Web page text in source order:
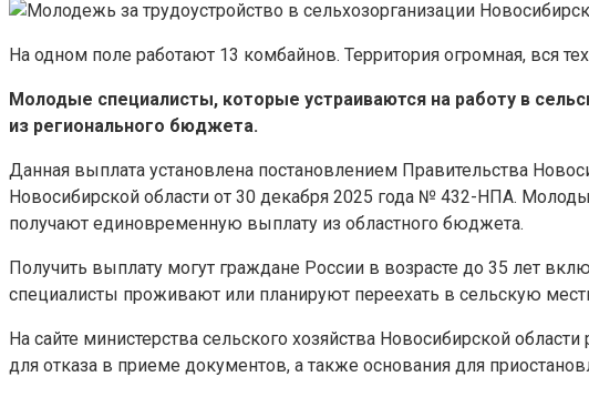
На одном поле работают 13 комбайнов. Территория огромная, вся
Молодые специалисты, которые устраиваются на работу в
из регионального бюджета.
Данная выплата установлена постановлением Правительства
Новосибирской области от 30 декабря 2025 года № 432-НПА.
получают единовременную выплату из областного бюджета.
Получить выплату могут граждане России в возрасте до 35 лет
специалисты проживают или планируют переехать в сельскую
На сайте министерства сельского хозяйства Новосибирской
для отказа в приеме документов, а также основания для